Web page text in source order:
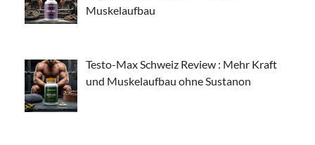
Muskelaufbau
Testo-Max Schweiz Review : Mehr Kraft
und Muskelaufbau ohne Sustanon